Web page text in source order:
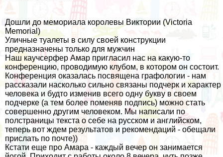
Дошли до мемориала королевы Виктории (Victoria
Memorial)
Уличные туалеты в силу своей конструкции
предназначены только для мужчин
Наш каучсерфер Амар пригласил нас на какую-то
конференцию, проводимую клубом, в котором он состоит.
Конференция оказалась посвящена графологии - нам
рассказали насколько сильно связаны подчерк и характер
человека и будто изменив всего одну букву в своем
подчерке (а тем более поменяв подпись) можно стать
совершенно другим человеком. Мы написали по
полстраницы текста о себе на русском и английском,
теперь вот ждем результатов и рекомендаций - обещали
прислать по почте))
Кстати еще про Амара - каждый вечер он занимается